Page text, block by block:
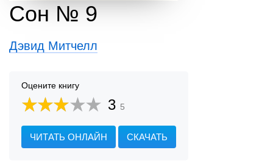
Сон № 9
Дэвид Митчелл
Оцените книгу
3 5
ЧИТАТЬ ОНЛАЙН СКАЧАТЬ